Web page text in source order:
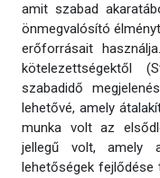
amit szabad
önmegvalósító
erőforrásait
kötelezettségektől
szabadidő
lehetővé, amely
munka volt az
jellegű volt, amely
lehetőségek fejlődése